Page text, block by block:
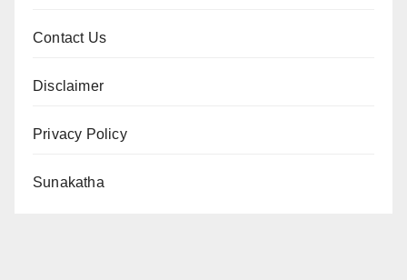
Contact Us
Disclaimer
Privacy Policy
Sunakatha